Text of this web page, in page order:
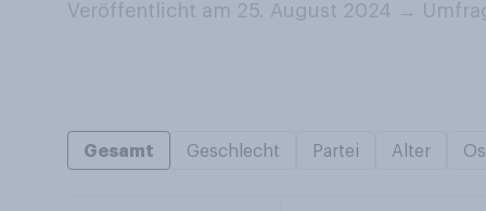
Veröffentlicht am 25. August 2024 →
Gesamt Geschlecht Partei Alter